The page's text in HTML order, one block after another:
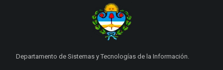
Departamento de Sistemas y Tecnologías de la Información.